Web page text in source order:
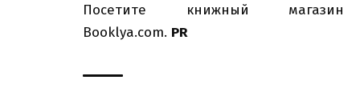
Посетите книжный магазин
Booklya.com. PR